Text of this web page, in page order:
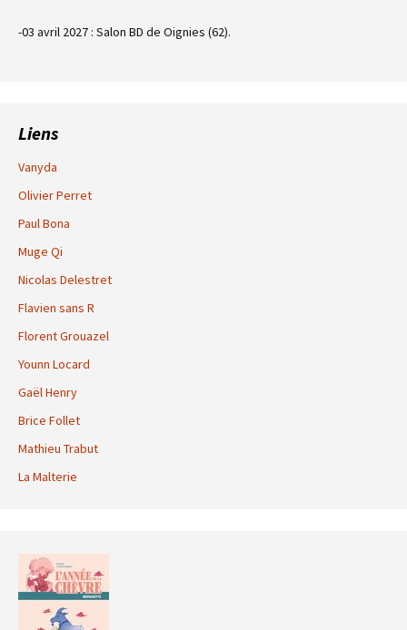
-03 avril 2027 : Salon BD de Oignies (62).
Liens
Vanyda
Olivier Perret
Paul Bona
Muge Qi
Nicolas Delestret
Flavien sans R
Florent Grouazel
Younn Locard
Gaël Henry
Brice Follet
Mathieu Trabut
La Malterie